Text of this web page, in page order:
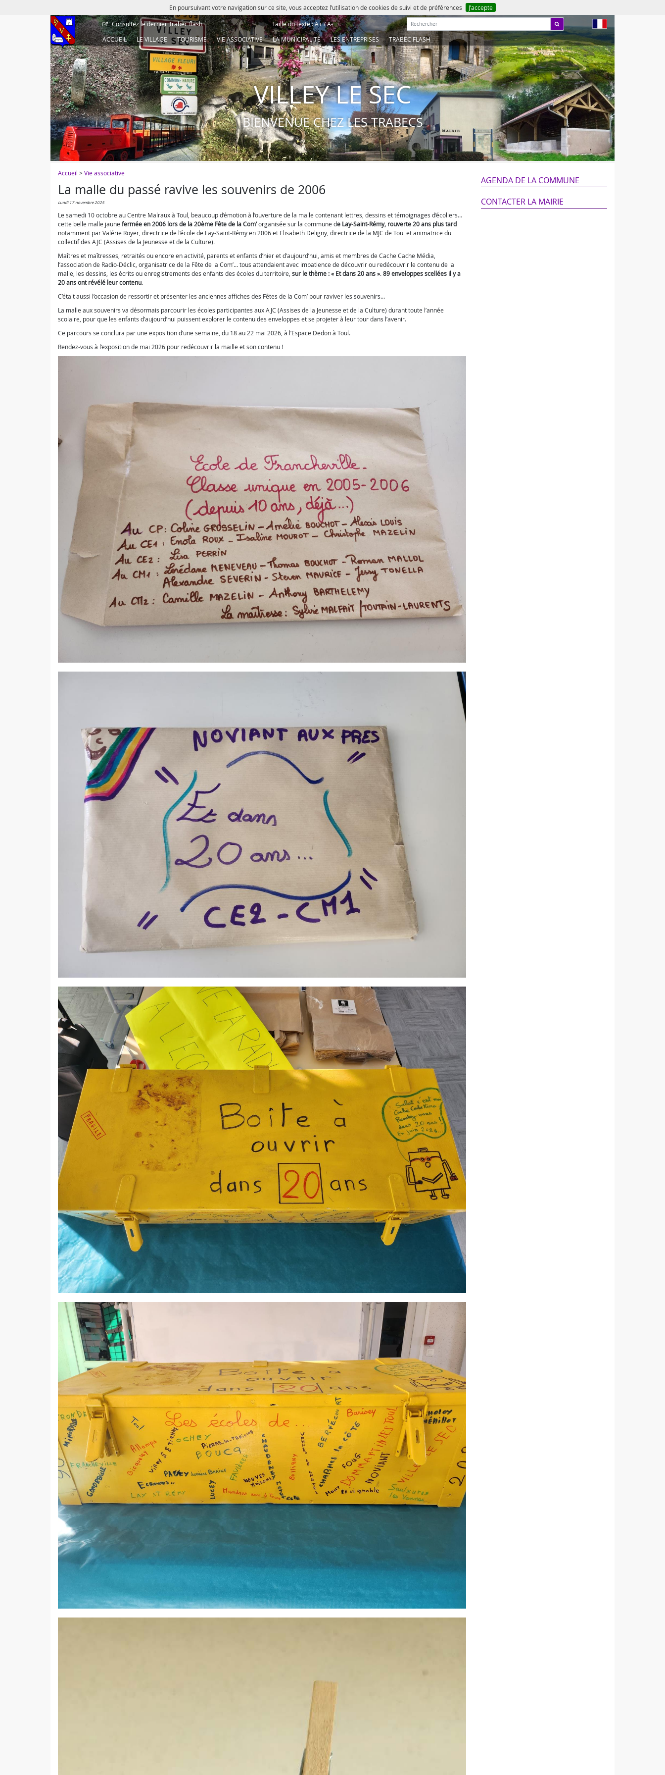
En poursuivant votre navigation sur ce site, vous acceptez l’utilisation de cookies de suivi et de préférences J’accepte
Consultez le dernierTrabec flash Taille du texte :A+/A- Rechercher :
ACCUEIL
LE VILLAGE TOURISME VIE ASSOCIATIVE LA MUNICIPALITÉ LES ENTREPRISES TRABEC FLASH
VILLEY LE SEC
BIENVENUE CHEZ LES TRABECS
Accueil >Vie associative
La malle du passé ravive les souvenirs de 2006
lundi 17 novembre 2025
Le samedi 10 octobre au Centre Malraux à Toul, beaucoup d’émotion à l’ouverture de la malle contenant lettres, dessins et témoignages d’écoliers…
cette belle malle jaune fermée en 2006 lors de la 20ème Fête de la Com’organisée sur la commune de Lay-Saint-Rémy, rouverte 20 ans plus tard
notamment par Valérie Royer, directrice de l’école de Lay-Saint-Rémy en 2006 et Elisabeth Deligny, directrice de la MJC de Toul et animatrice du
collectif des AJC (Assises de la Jeunesse et de la Culture).
Maîtres et maîtresses, retraités ou encore en activité, parents et enfants d’hier et d’aujourd’hui, amis et membres de Cache Cache Média,
l’association de Radio-Déclic, organisatrice de la Fête de la Com’… tous attendaient avec impatience de découvrir ou redécouvrir le contenu de la
malle, les dessins, les écrits ou enregistrements des enfants des écoles du territoire, sur le thème : « Et dans 20 ans ».89 enveloppes scellées il y a
20 ans ont révélé leur contenu.
C’était aussi l’occasion de ressortir et présenter les anciennes affiches des Fêtes de la Com’ pour raviver les souvenirs…
La malle aux souvenirs va désormais parcourir les écoles participantes aux AJC (Assises de la Jeunesse et de la Culture) durant toute l’année
scolaire, pour que les enfants d’aujourd’hui puissent explorer le contenu des enveloppes et se projeter à leur tour dans l’avenir.
Ce parcours se conclura par une exposition d’une semaine, du 18 au 22 mai 2026, à l’Espace Dedon à Toul.
Rendez-vous à l’exposition de mai 2026 pour redécouvrir la maille et son contenu !
AGENDA DE LA COMMUNE
CONTACTER LA MAIRIE